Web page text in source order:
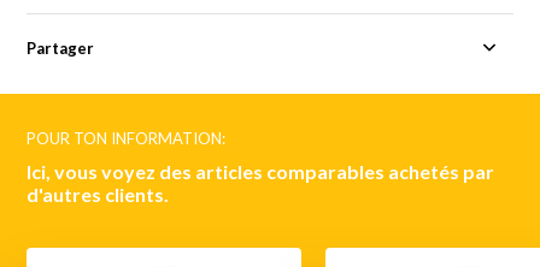
Partager
POUR TON INFORMATION:
Ici, vous voyez des articles comparables achetés par
d'autres clients.